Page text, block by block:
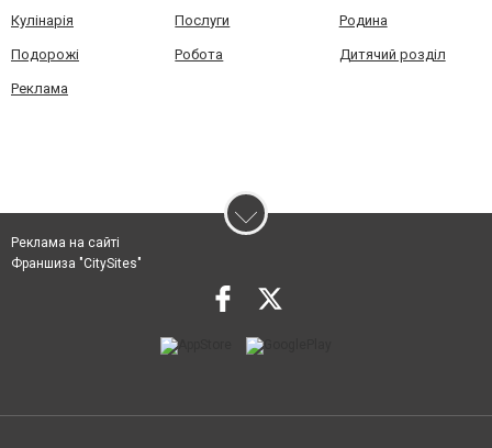
Кулінарія Послуги Родина
Подорожі Робота Дитячий розділ
Реклама
Реклама на сайті
Франшиза "CitySites"